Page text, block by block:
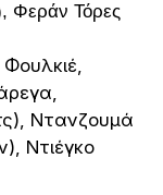
Φεράν Τόρες
Ντανζουμά
Ντιέγκο